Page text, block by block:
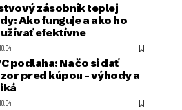
zásobník teplej
Ako funguje a ako ho
efektívne
podlaha: Na čo si dať
pred kúpou – výhody a